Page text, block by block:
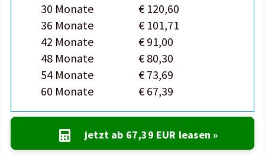
30 Monate
€ 120,60
36 Monate
€ 101,71
42 Monate
€ 91,00
48 Monate
€ 80,30
54 Monate
€ 73,69
60 Monate
€ 67,39
jetzt ab 67,39 EUR leasen »